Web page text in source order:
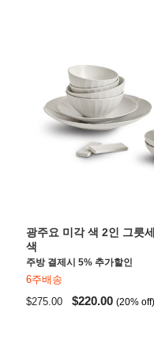
광주요 미각 색 2인 그릇
색
주방 결제시 5% 추가할인
6주배송
$275.00$220.00(20% off)